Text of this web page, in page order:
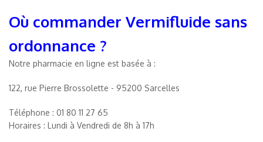
Où commander Vermifluide sans
ordonnance ?
Notre pharmacie en ligne est basée à :
122, rue Pierre Brossolette - 95200 Sarcelles
Téléphone : 01 80 11 27 65
Horaires : Lundi à Vendredi de 8h à 17h